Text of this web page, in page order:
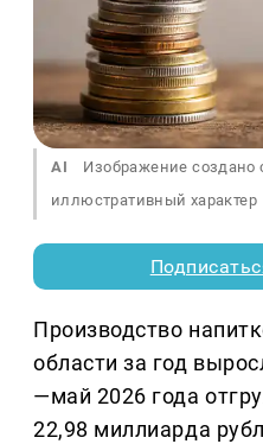
AI
Изображение
иллюстративный характер
Производство
области за год
—май 2026 года
22,98 миллиарда